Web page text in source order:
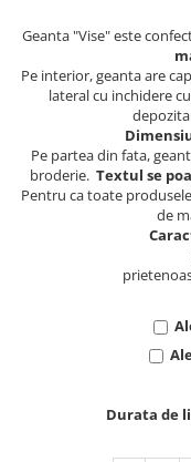
Muzeul National de
Romaniei
Orase si zone istorice
Bucuresti
Cluj Napoca
Colonada Imperiala,
Curtea Domneasca,
Suport pahare suvenir
Suport pahare
Suport pahare
Tablou suvenir
Tablouri acuarela
Tablouri gravate
Colectia "Belle Epoque"
Colectia medievala
Geanta "Vise" este
Pe interior, geanta are
lateral cu inchidere
Pe partea din fata,
broderie. Textul se
Pentru ca toate
de
Durata de